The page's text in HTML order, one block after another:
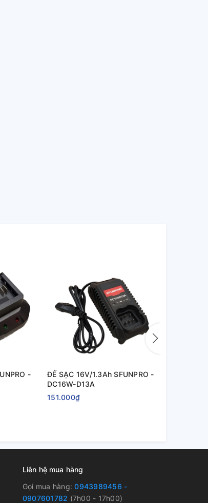
-
ĐẾ SẠC 16V/1.3Ah SFUNPRO -
DC16W-D13A
151.000₫
Liên hệ mua hàng
Gọi mua hàng:0943989456 -
0907601782 (7h00 - 17h00)